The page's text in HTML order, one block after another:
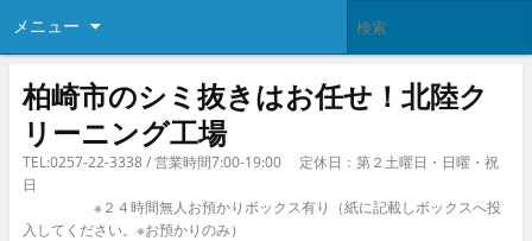
メニュー
柏崎市のシミ抜きはお任せ！北陸ク
リーニング工場
TEL:0257-22-3338 / 営業時間7:00-19:00 定休日：第２土曜日・日曜・祝
日
※２４時間無人お預かりボックス有り（紙に記載しボックスへ投
入してください。※お預かりのみ）